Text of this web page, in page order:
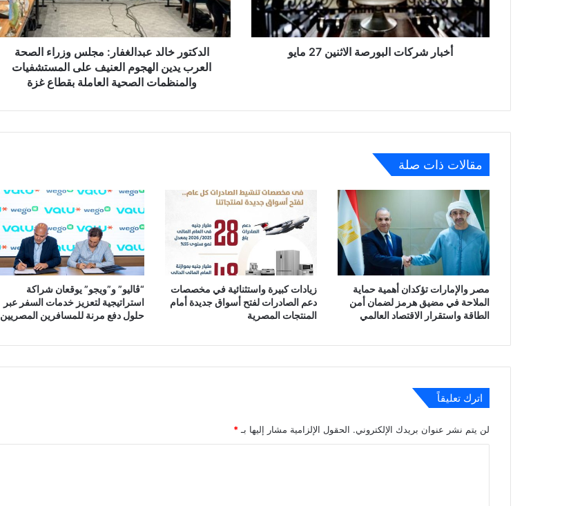
أخبار شركات البورصة الاثنين 27 مايو
العرب
يدين
الهجوم
العنيف
المستشفيات
الدكتور خالد عبدالغفار: مجلس وزراء الصحة
العرب يدين الهجوم العنيف على المستشفيات
والمنظمات الصحية العاملة بقطاع غزة
مقالات ذات صلة
مصر والإمارات تؤكدان أهمية حماية
الملاحة في مضيق هرمز لضمان أمن
الطاقة واستقرار الاقتصاد العالمي
زيادات كبيرة واستثنائية في مخصصات
دعم الصادرات لفتح أسواق جديدة أمام
المنتجات المصرية
“ڤاليو” و”ويجو” يوقعان شراكة
استراتيجية لتعزيز خدمات السفر عبر
حلول دفع مرنة للمسافرين المصريين
اترك تعليقاً
لن يتم نشر عنوان بريدك الإلكتروني. الحقول الإلزامية مشار إليها بـ *